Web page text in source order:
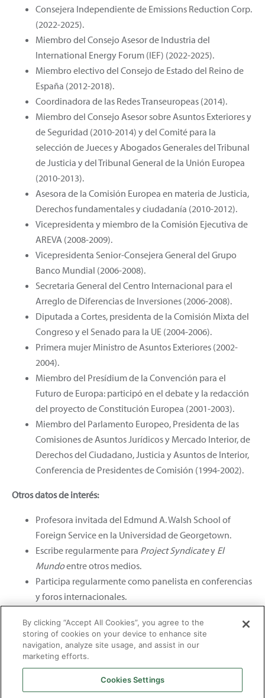
Consejera Independiente de Emissions Reduction Corp.
(2022-2025).
Miembro del Consejo Asesor de Industria del
International Energy Forum (IEF) (2022-2025).
Miembro electivo del Consejo de Estado del Reino de
España (2012-2018).
Coordinadora de las Redes Transeuropeas (2014).
Miembro del Consejo Asesor sobre Asuntos Exteriores y
de Seguridad (2010-2014) y del Comité para la
selección de Jueces y Abogados Generales del Tribunal
de Justicia y del Tribunal General de la Unión Europea
(2010-2013).
Asesora de la Comisión Europea en materia de Justicia,
Derechos fundamentales y ciudadanía (2010-2012).
Vicepresidenta y miembro de la Comisión Ejecutiva de
AREVA (2008-2009).
Vicepresidenta Senior-Consejera General del Grupo
Banco Mundial (2006-2008).
Secretaria General del Centro Internacional para el
Arreglo de Diferencias de Inversiones (2006-2008).
Diputada a Cortes, presidenta de la Comisión Mixta del
Congreso y el Senado para la UE (2004-2006).
Primera mujer Ministro de Asuntos Exteriores (2002-
2004).
Miembro del Presídium de la Convención para el
Futuro de Europa: participó en el debate y la redacción
del proyecto de Constitución Europea (2001-2003).
Miembro del Parlamento Europeo, Presidenta de las
Comisiones de Asuntos Jurídicos y Mercado Interior, de
Derechos del Ciudadano, Justicia y Asuntos de Interior,
Conferencia de Presidentes de Comisión (1994-2002).
Otros datos de interés:
Profesora invitada del Edmund A. Walsh School of
Foreign Service en la Universidad de Georgetown.
Escribe regularmente para Project Syndicatey El
Mundoentre otros medios.
Participa regularmente como panelista en conferencias
y foros internacionales.
By clicking “Accept All Cookies”, you agree to the
storing of cookies on your device to enhance site
navigation, analyze site usage, and assist in our
marketing efforts.
Cookies Settings